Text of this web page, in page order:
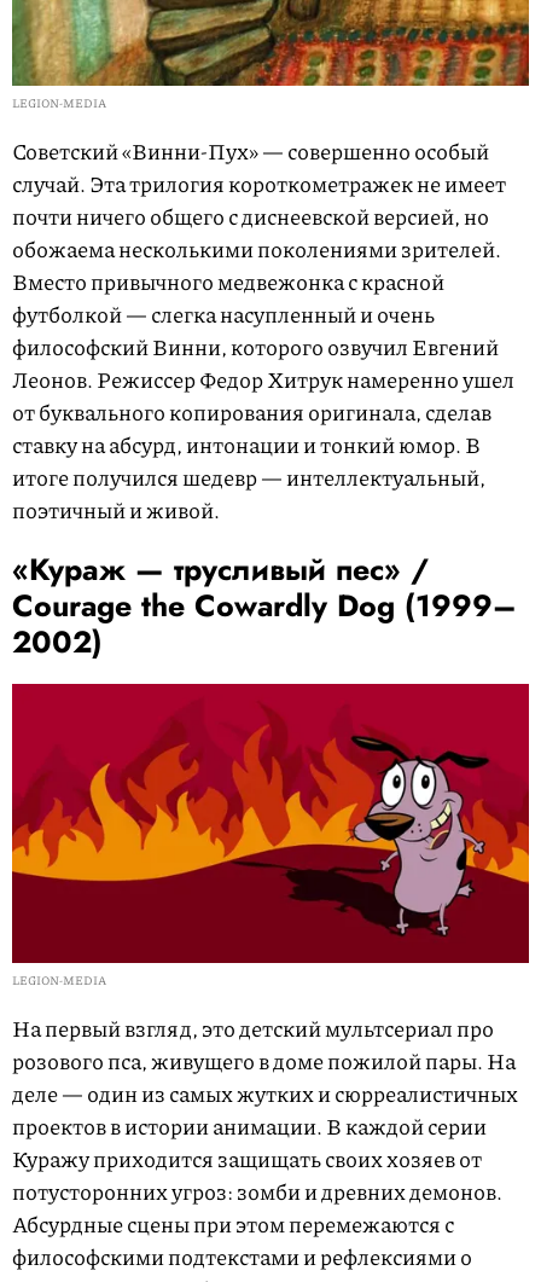
LEGION-MEDIA
Советский «Винни-Пух» — совершенно особый
случай. Эта трилогия короткометражек не имеет
почти ничего общего с диснеевской версией, но
обожаема несколькими поколениями зрителей.
Вместо привычного медвежонка с красной
футболкой — слегка насупленный и очень
философский Винни, которого озвучил Евгений
Леонов. Режиссер Федор Хитрук намеренно ушел
от буквального копирования оригинала, сделав
ставку на абсурд, интонации и тонкий юмор. В
итоге получился шедевр — интеллектуальный,
поэтичный и живой.
«Кураж — трусливый пес» /
Courage the Cowardly Dog (1999–
2002)
LEGION-MEDIA
На первый взгляд, это детский мультсериал про
розового пса, живущего в доме пожилой пары. На
деле — один из самых жутких и сюрреалистичных
проектов в истории анимации. В каждой серии
Куражу приходится защищать своих хозяев от
потусторонних угроз: зомби и древних демонов.
Абсурдные сцены при этом перемежаются с
философскими подтекстами и рефлексиями о